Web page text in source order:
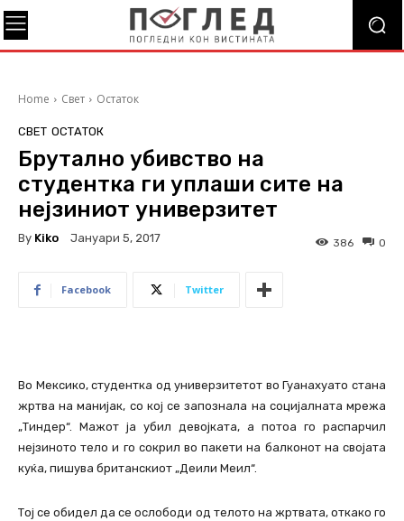
Home Свет Остаток
СВЕТ ОСТАТОК
Брутално убивство на
студентка ги уплаши сите на
нејзиниот универзитет
By Kiko Јануари 5, 2017 0
386
Facebook Twitter
Во Мексико, студентка од универзитетот во Гуанахуато стана
жртва на манијак, со кој се запознала на социјалната мрежа
„Тиндер“. Мажот ја убил девојката, а потоа го распарчил
нејзиното тело и го сокрил во пакети на балконот на својата
куќа, пишува британскиот „Деили Меил“.
Тој се обидел да се ослободи од телото на жртвата, откако го